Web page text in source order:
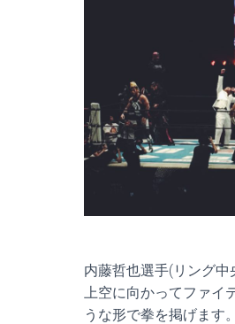
内藤哲也選手(リング中
上空に向かってファイ
うな形で拳を掲げます。